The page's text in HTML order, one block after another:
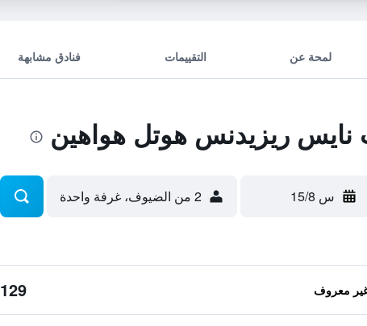
لمحة عن التقييمات فنادق مشابهة
ريزيدنس هوتل هواهين
س 15/8 2 من الضيوف، غرفة واحدة
129 ﷼